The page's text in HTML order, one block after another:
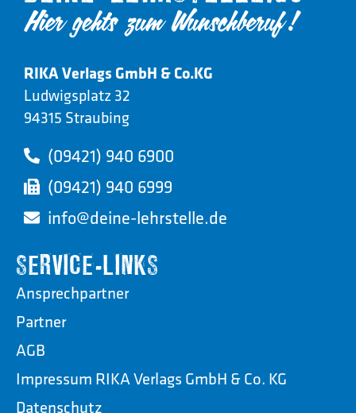
RIKA Verlags GmbH & Co.KG
Ludwigsplatz 32
94315 Straubing
(09421) 940 6900
(09421) 940 6999
info@deine-lehrstelle.de
SERVICE-LINKS
Ansprechpartner
Partner
AGB
Impressum RIKA Verlags GmbH & Co. KG
Datenschutz